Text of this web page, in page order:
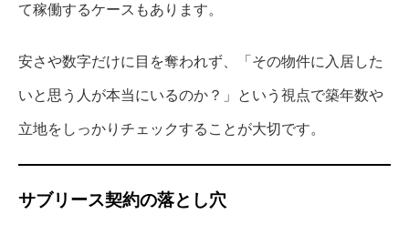
て稼働するケースもあります。
安さや数字だけに目を奪われず、「その物件に入居した
いと思う人が本当にいるのか？」という視点で築年数や
立地をしっかりチェックすることが大切です。
サブリース契約の落とし穴